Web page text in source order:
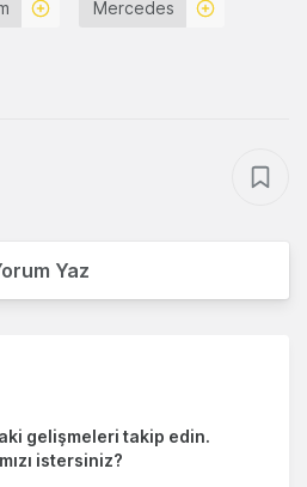
Mercedes
Yaz
gelişmeleri takip edin.
istersiniz?